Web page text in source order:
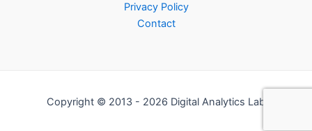
Privacy Policy
Contact
Copyright © 2013 - 2026 Digital Analytics Lab